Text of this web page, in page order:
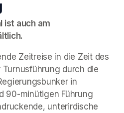
ist auch am
Zeitreise in die Zeit des
durch die
in
90-minütigen Führung
unterirdische